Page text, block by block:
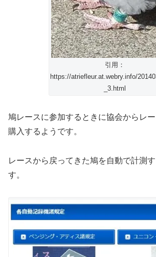
引用：
https://atriefleur.at.webry.info/
_3.html
鳩レースに参加するときに協会からレ
購入するようです。
レースから戻ってきた鳩を自動で計測
す。